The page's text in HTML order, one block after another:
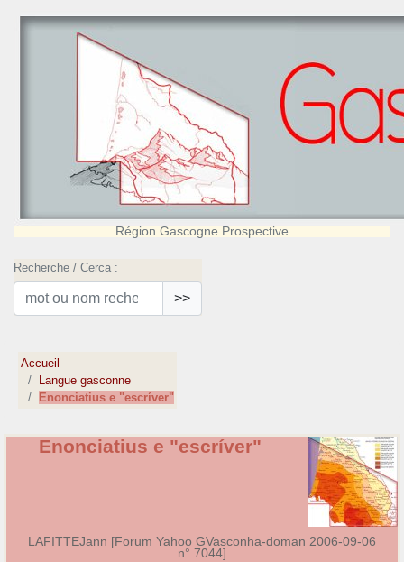
Région Gascogne Prospective
Recherche / Cerca :
>>
Accueil
Langue gasconne
Enonciatius e "escrí­ver"
Enonciatius e "escrí­ver"
LAFITTEJann [Forum Yahoo GVasconha-doman 2006-09-06
n° 7044]